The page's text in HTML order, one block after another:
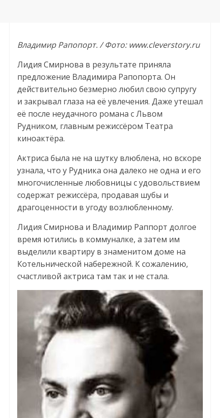
Владимир Рапопорт. / Фото: www.cleverstory.ru
Лидия Смирнова в результате приняла
предложение Владимира Рапопорта. Он
действительно безмерно любил свою супругу
и закрывал глаза на её увлечения. Даже утешал
её после неудачного романа с Львом
Рудником, главным режиссёром Театра
киноактёра.
Актриса была не на шутку влюблена, но вскоре
узнала, что у Рудника она далеко не одна и его
многочисленные любовницы с удовольствием
содержат режиссёра, продавая шубы и
драгоценности в угоду возлюбленному.
Лидия Смирнова и Владимир Раппорт долгое
время ютились в коммуналке, а затем им
выделили квартиру в знаменитом доме на
Котельнической набережной. К сожалению,
счастливой актриса там так и не стала.